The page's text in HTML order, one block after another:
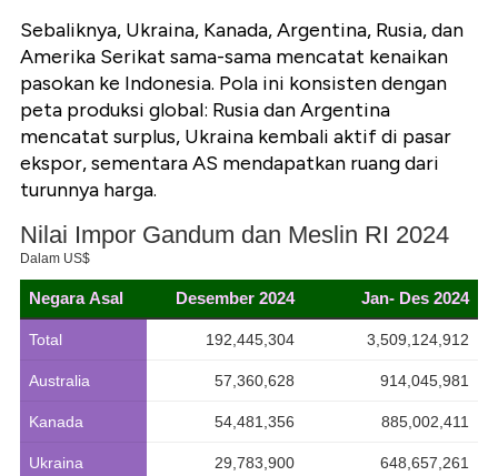
Sebaliknya, Ukraina, Kanada, Argentina, Rusia, dan
Amerika Serikat sama-sama mencatat kenaikan
pasokan ke Indonesia. Pola ini konsisten dengan
peta produksi global: Rusia dan Argentina
mencatat surplus, Ukraina kembali aktif di pasar
ekspor, sementara AS mendapatkan ruang dari
turunnya harga.